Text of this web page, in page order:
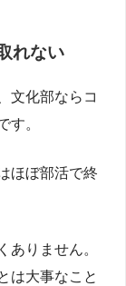
れない
文化部ならコ
す。
ほぼ部活で終
ありません。
は大事なこと